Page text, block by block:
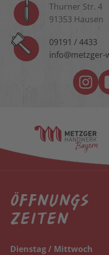
Thurner Str. 4
91353 Hausen
09191 / 4433
info@metzger-
ÖFFNUNGS
ZEITEN
Dienstag / Mittwoch